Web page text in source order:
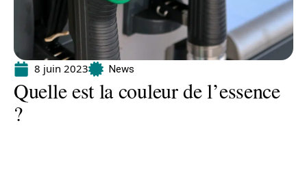
8 juin 2023 News
Quelle est la couleur de l’essence
?